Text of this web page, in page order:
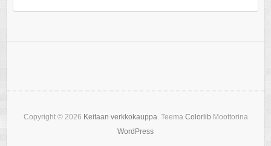
Copyright © 2026 Keitaan verkkokauppa . Teema Colorlib Moottorina
WordPress